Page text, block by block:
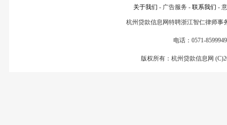
关于我们 - 广告服务 - 联系我们 -
杭州贷款信息网特聘浙江智仁律师
电话：0571-
版权所有：杭州贷款信息网